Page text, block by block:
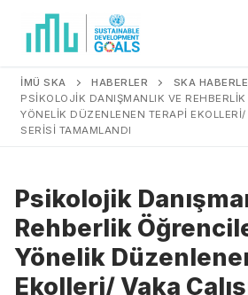
İMÜ SKA HABERLER SKA
PSIKOLOJIK DANIŞMANLIK VE
YÖNELIK DÜZENLENEN TERAPI
SERISI TAMAMLANDI
Psikolojik
Rehberlik
Yönelik
Ekolleri/ Vaka